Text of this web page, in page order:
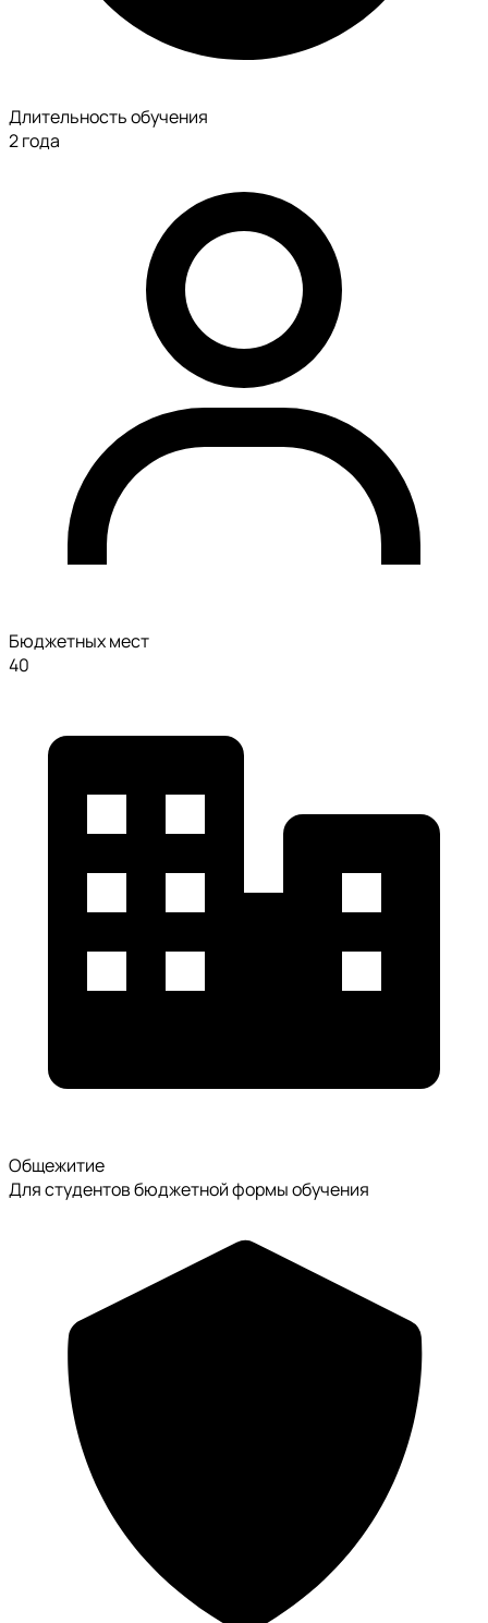
Длительность обучения
2 года
Бюджетных мест
40
Общежитие
Для студентов бюджетной формы обучения